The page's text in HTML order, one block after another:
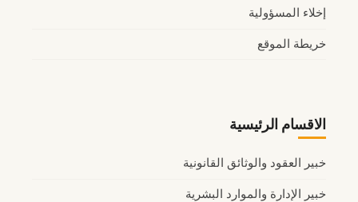
إخلاء المسؤولية
خريطة الموقع
الاقسام الرئيسية
خبير العقود والوثائق القانونية
خبير الإدارة والموارد البشرية